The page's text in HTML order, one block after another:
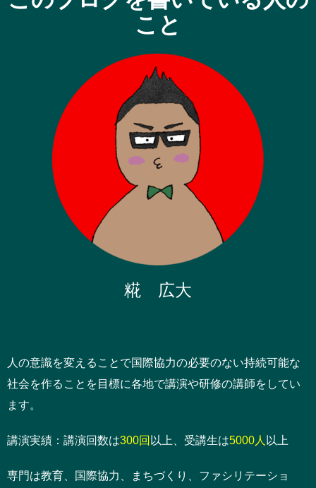
こと
糀 広大
人の意識を変えることで国際協力の必要のない持続可能な
社会を作ることを目標に各地で講演や研修の講師をしてい
ます。
講演実績：講演回数は300回 以上、受講生は5000人 以上
専門は教育、国際協力、まちづくり、ファシリテーショ